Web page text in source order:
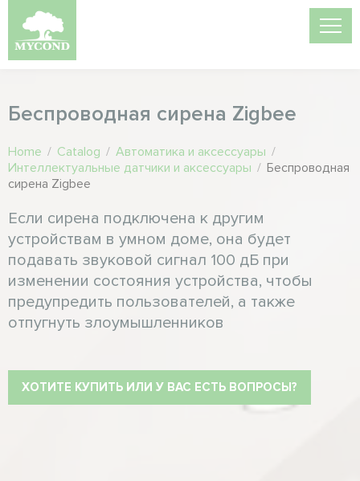
Беспроводная сирена Zigbee
Home / Catalog / Автоматика и аксессуары /
Интеллектуальные датчики и аксессуары / Беспроводная
сирена Zigbee
Если сирена подключена к другим
устройствам в умном доме, она будет
подавать звуковой сигнал 100 дБ при
изменении состояния устройства, чтобы
предупредить пользователей, а также
отпугнуть злоумышленников
ХОТИТЕ КУПИТЬ ИЛИ У ВАС ЕСТЬ ВОПРОСЫ?